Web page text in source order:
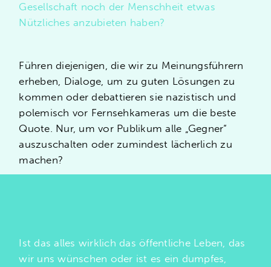
Gesellschaft noch der Menschheit etwas
Nützliches anzubieten haben?
Führen diejenigen, die wir zu Meinungsführern
erheben, Dialoge, um zu guten Lösungen zu
kommen oder debattieren sie nazistisch und
polemisch vor Fernsehkameras um die beste
Quote. Nur, um vor Publikum alle „Gegner“
auszuschalten oder zumindest lächerlich zu
machen?
Ist das alles wirklich das öffentliche Leben, das
wir uns wünschen oder ist es ein dumpfes,